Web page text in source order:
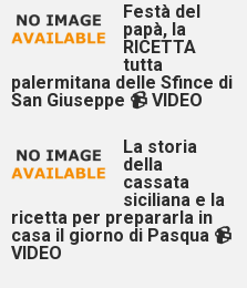
Festà del
papà, la
RICETTA
tutta
palermitana delle Sfince di
San Giuseppe 📹 VIDEO
La storia
della
cassata
siciliana e la
ricetta per prepararla in
casa il giorno di Pasqua 📹
VIDEO